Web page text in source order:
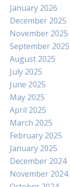
January 2026
December 2025
November 2025
September 2025
August 2025
July 2025
June 2025
May 2025
April 2025
March 2025
February 2025
January 2025
December 2024
November 2024